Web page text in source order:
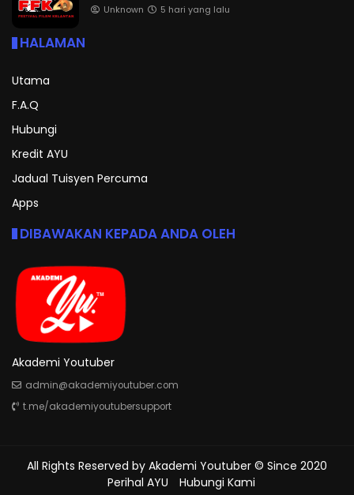
Unknown 5 hari yang lalu
HALAMAN
Utama
F.A.Q
Hubungi
Kredit AYU
Jadual Tuisyen Percuma
Apps
DIBAWAKAN KEPADA ANDA OLEH
Akademi Youtuber
admin@akademiyoutuber.com
t.me/akademiyoutubersupport
All Rights Reserved by Akademi Youtuber © Since 2020
Perihal AYU
Hubungi Kami